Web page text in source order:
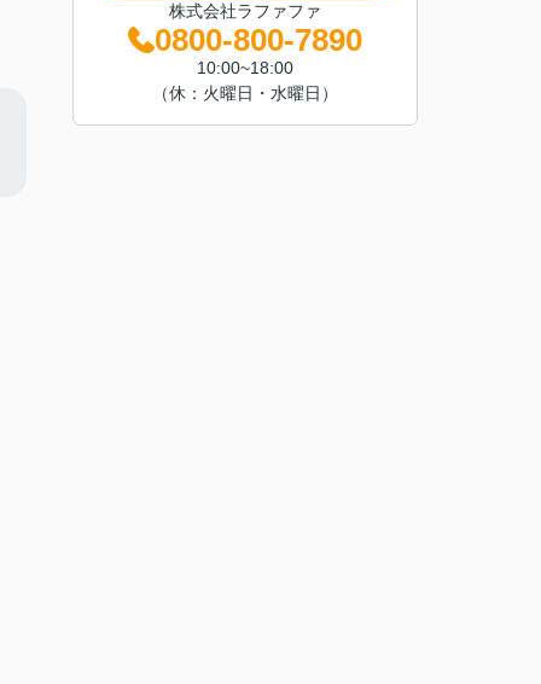
株式会社ラファファ
0800-800-7890
10:00~18:00
（休：火曜日・水曜日）